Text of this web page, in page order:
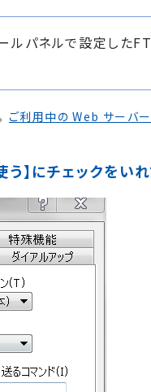
ルパネルで設定した
ご利用中の Web サーバ
う】にチェックをい